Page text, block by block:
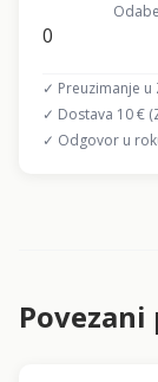
0
✓ Preuzimanje u
✓ Dostava 10 €
✓ Odgovor u